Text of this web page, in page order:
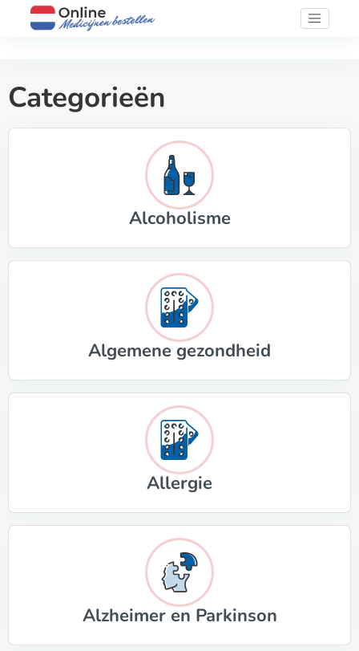
Categorieën
Alcoholisme
Algemene gezondheid
Allergie
Alzheimer en Parkinson